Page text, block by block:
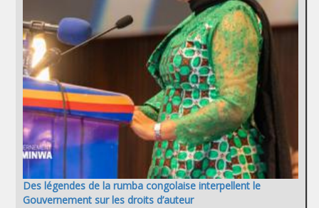
Des légendes de la rumba congolaise interpellent le
Gouvernement sur les droits d’auteur